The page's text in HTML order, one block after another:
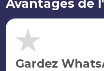
Avantages de
Gardez